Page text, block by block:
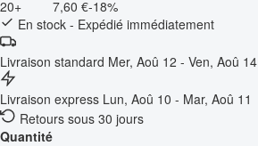
20+
7,60 €-18%
En stock - Expédié immédiatement
Livraison standard Mer, Aoû 12 - Ven, Aoû 14
Livraison express Lun, Aoû 10 - Mar, Aoû 11
Retours sous 30 jours
Quantité